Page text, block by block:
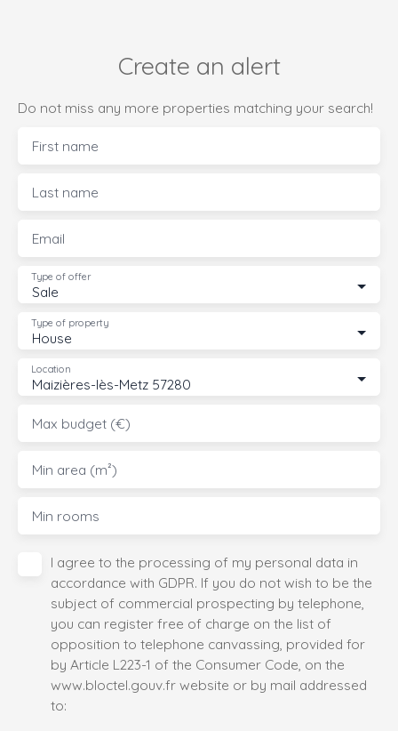
Create an alert
Do not miss any more properties matching your search!
First name
Last name
Email
Sale
Type of offer
House
Type of property
Maizières-lès-Metz 57280
Location
Max budget (€)
Min area (m²)
Min rooms
I agree to the processing of my personal data in
accordance with GDPR. If you do not wish to be the
subject of commercial prospecting by telephone,
you can register free of charge on the list of
opposition to telephone canvassing, provided for
by Article L223-1 of the Consumer Code, on the
www.bloctel.gouv.fr website or by mail addressed
to: